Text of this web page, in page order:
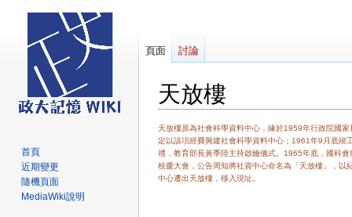
天放樓
跳
至
導
覽
跳
至
搜
尋
天放樓原為社會科學資料中心，緣於1959年行政院國
定以該項經費興建社會科學資料中心；1961年9月底
禮，教育部長黃季陸主持啟鑰儀式。1965年底，國科
校慶大會，公告周知將社資中心命名為「天放樓」，
中心遷出天放樓，移入現址。
頁面 討論
首頁
近期變更
隨機頁面
MediaWiki說明